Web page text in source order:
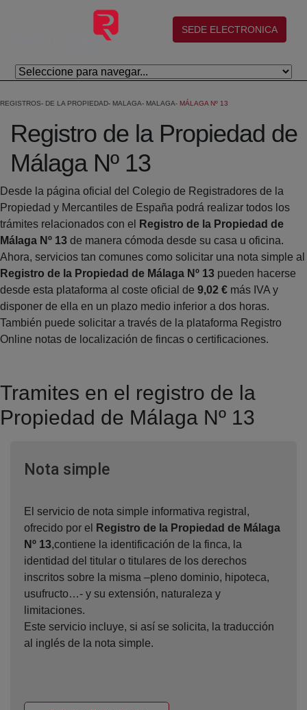
Salta al contingut principal
(abre en nueva ventana)
SEDE ELECTRONICA
REGISTROS DE LA PROPIEDAD MALAGA MALAGA MÁLAGA Nº 13
Registro de la Propiedad de
Málaga Nº 13
Desde la página oficial del Colegio de Registradores de la
Propiedad y Mercantiles de España podrá realizar todos los
trámites relacionados con el
Registro de la Propiedad de
Málaga Nº 13 de manera cómoda desde su casa u oficina.
Ahora, servicios tan comunes como solicitar una nota simple al
Registro de la Propiedad de Málaga Nº 13 pueden hacerse
desde esta plataforma al coste oficial de 9,02 € más IVA y
disponer de ella en un plazo medio inferior a dos horas.
También puede solicitar a través de la plataforma Registro
Online notas de localización de fincas o certificaciones.
Tramites en el registro de la
Propiedad de Málaga Nº 13
Nota simpleVentana nueva
El servicio de nota simple informativa registral,
ofrecido por el
Registro de la Propiedad de Málaga
Nº 13,contiene la identificación de la finca, la
identidad del titular o titulares de los derechos
inscritos sobre la misma –pleno dominio, hipoteca,
usufructo…- y su extensión, naturaleza y
limitaciones.
Este servicio incluye, si así se solicita, la traducción
al inglés de la nota simple.